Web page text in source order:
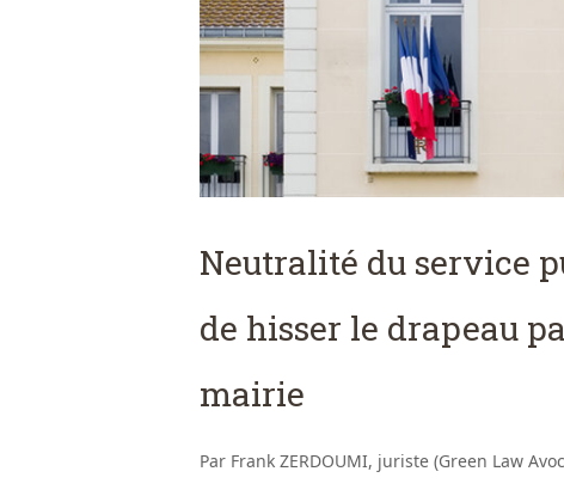
Neutralité du service
de hisser le drapeau
mairie
Par Frank ZERDOUMI, juriste (Green Law